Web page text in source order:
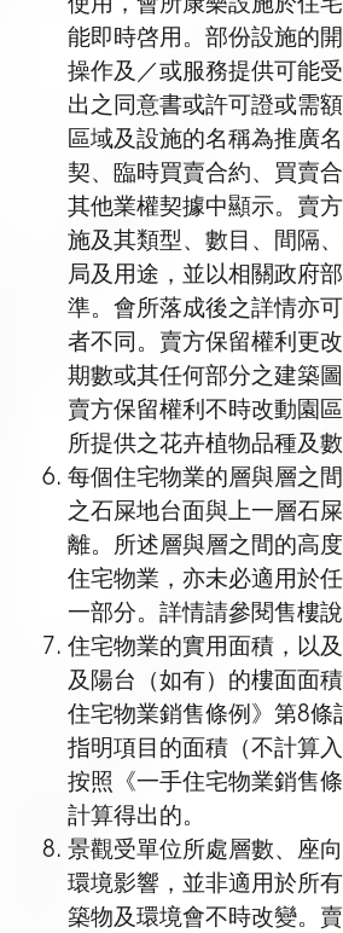
能即時啓用。部份設施的
操作及／或服務提供可能
出之同意書或許可證或需
區域及設施的名稱為推廣
契、臨時買賣合約、買賣
其他業權契據中顯示。賣
施及其類型、數目、間隔
局及用途，並以相關政府
準。會所落成後之詳情亦
者不同。賣方保留權利更
期數或其任何部分之建築圖
賣方保留權利不時改動園
所提供之花卉植物品種及數
每個住宅物業的層與層之
之石屎地台面與上一層石
離。所述層與層之間的高
住宅物業，亦未必適用於
一部分。詳情請參閱售樓說
住宅物業的實用面積，以
及陽台（如有）的樓面面
住宅物業銷售條例》第8條
指明項目的面積（不計算
按照《一手住宅物業銷售
計算得出的。
景觀受單位所處層數、座
環境影響，並非適用於所
築物及環境會不時改變。